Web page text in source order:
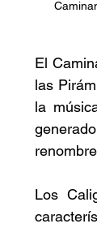
El
las
la
Los